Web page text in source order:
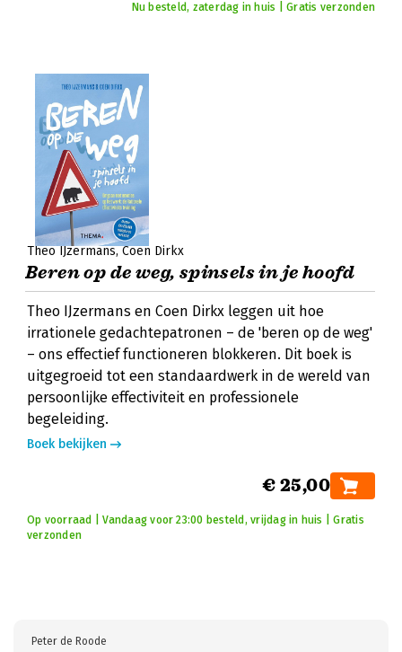
Nu besteld, zaterdag in huis | Gratis verzonden
Theo IJzermans Coen Dirkx
Beren op de weg, spinsels in je hoofd
Theo IJzermans en Coen Dirkx leggen uit hoe
irrationele gedachtepatronen – de 'beren op de weg'
– ons effectief functioneren blokkeren. Dit boek is
uitgegroeid tot een standaardwerk in de wereld van
persoonlijke effectiviteit en professionele
begeleiding.
Boek bekijken
€ 25,00
Op voorraad | Vandaag voor 23:00 besteld, vrijdag in huis | Gratis
verzonden
Peter de Roode